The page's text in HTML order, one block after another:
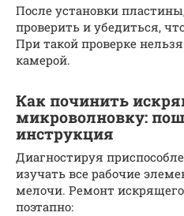
После установки
проверить и убедиться,
При такой проверке
камерой.
Как починить
микроволновку:
инструкция
Диагностируя
изучать все рабочие
мелочи. Ремонт
поэтапно: